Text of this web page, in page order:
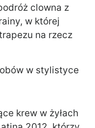
clowna z
w której
na rzecz
w stylistyce
krew w żyłach